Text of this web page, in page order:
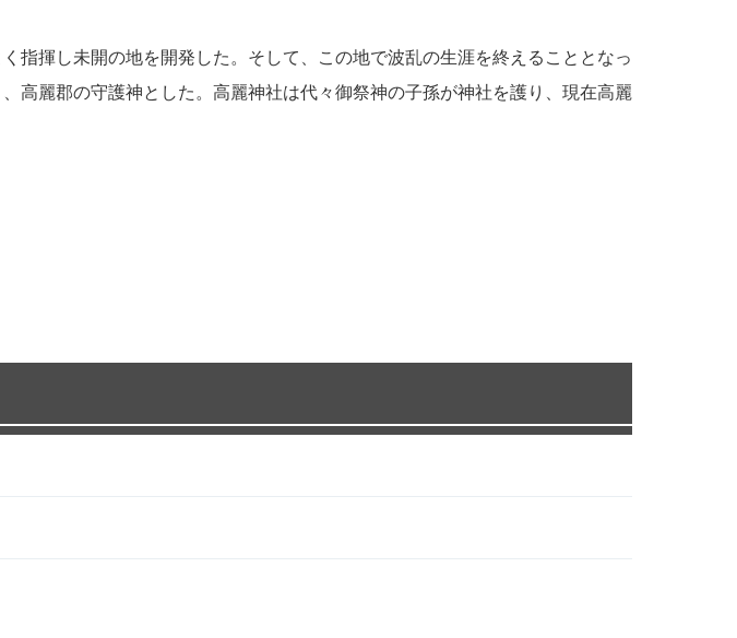
指揮し未開の地を開発した。そして、この地で波乱の生涯を終えることとなっ
高麗郡の守護神とした。高麗神社は代々御祭神の子孫が神社を護り、現在高麗